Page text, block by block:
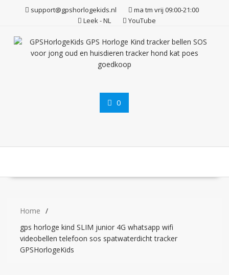
inhoud
support@gpshorlogekids.nl
ma tm vrij 09:00-21:00
Leek - NL
YouTube
0
Home
gps horloge kind SLIM junior 4G whatsapp wifi
videobellen telefoon sos spatwaterdicht tracker
GPSHorlogeKids